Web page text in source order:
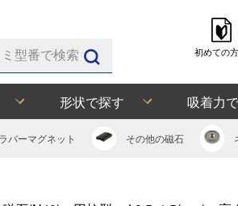
初めての
形状で探す 吸着力
ラバーマグネット その他の磁石